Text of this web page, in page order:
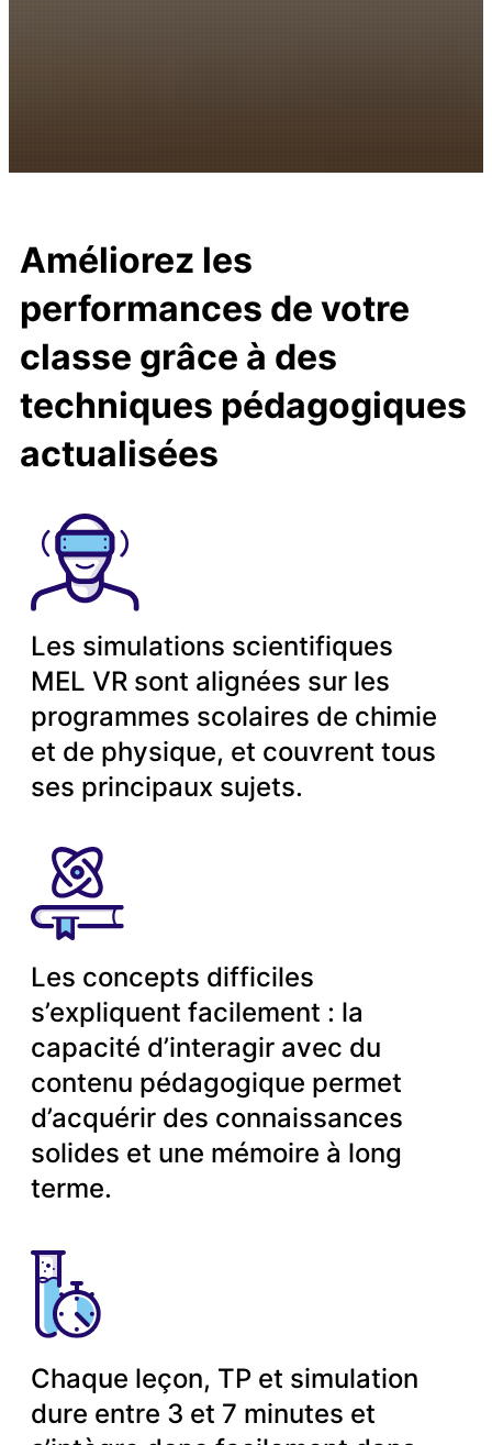
Améliorez les
performances de votre
classe grâce à des
techniques pédagogiques
actualisées
Les simulations scientifiques
MEL VR sont alignées sur les
programmes scolaires de chimie
et de physique, et couvrent tous
ses principaux sujets.
Les concepts difficiles
s’expliquent facilement : la
capacité d’interagir avec du
contenu pédagogique permet
d’acquérir des connaissances
solides et une mémoire à long
terme.
Chaque leçon, TP et simulation
dure entre 3 et 7 minutes et